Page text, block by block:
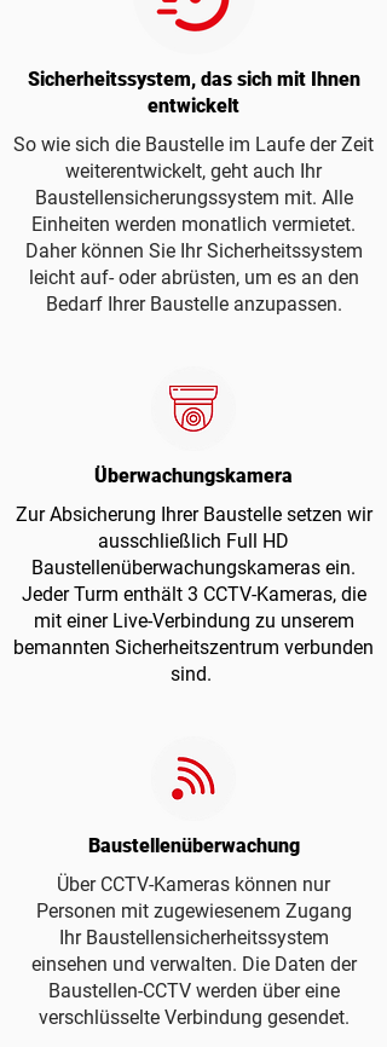
Sicherheitssystem, das sich mit Ihnen
entwickelt
So wie sich die Baustelle im Laufe der Zeit
weiterentwickelt, geht auch Ihr
Baustellensicherungssystem mit. Alle
Einheiten werden monatlich vermietet.
Daher können Sie Ihr Sicherheitssystem
leicht auf- oder abrüsten, um es an den
Bedarf Ihrer Baustelle anzupassen.
Überwachungskamera
Zur Absicherung Ihrer Baustelle setzen wir
ausschließlich Full HD
Baustellenüberwachungskameras ein.
Jeder Turm enthält 3 CCTV-Kameras, die
mit einer Live-Verbindung zu unserem
bemannten Sicherheitszentrum verbunden
sind.
Baustellenüberwachung
Über CCTV-Kameras können nur
Personen mit zugewiesenem Zugang
Ihr Baustellensicherheitssystem
einsehen und verwalten. Die Daten der
Baustellen-CCTV werden über eine
verschlüsselte Verbindung gesendet.